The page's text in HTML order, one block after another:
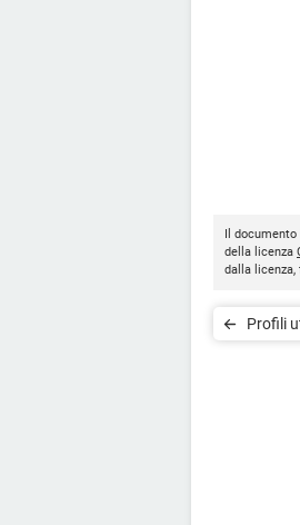
Il
della licenza
dalla licenza,
Profili